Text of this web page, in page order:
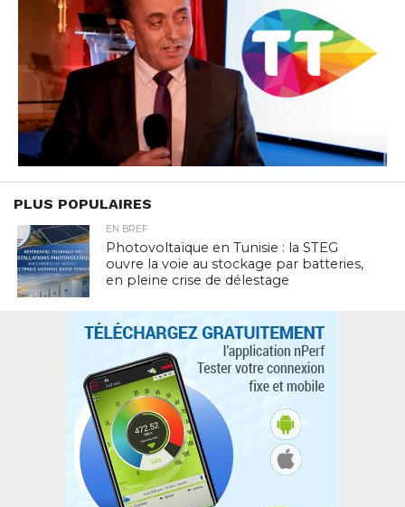
PLUS POPULAIRES
EN BREF
Photovoltaïque en Tunisie : la STEG
ouvre la voie au stockage par batteries,
en pleine crise de délestage